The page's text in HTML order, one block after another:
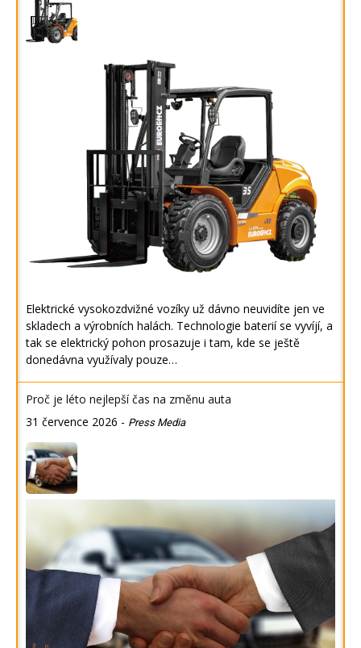
Elektrické vysokozdvižné vozíky už dávno neuvidíte jen ve
skladech a výrobních halách. Technologie baterií se vyvíjí, a
tak se elektrický pohon prosazuje i tam, kde se ještě
donedávna využívaly pouze…
Proč je léto nejlepší čas na změnu auta
31 července 2026 - Press Media